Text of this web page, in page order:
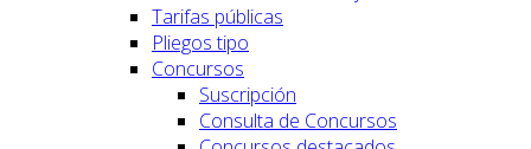
Tarifas públicas
Pliegos tipo
Concursos
Suscripción
Consulta de Concursos